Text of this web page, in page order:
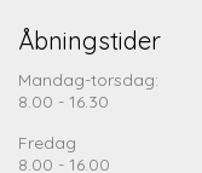
Åbningstider
Mandag-torsdag:
8.00 - 16.30
Fredag
8.00 - 16.00